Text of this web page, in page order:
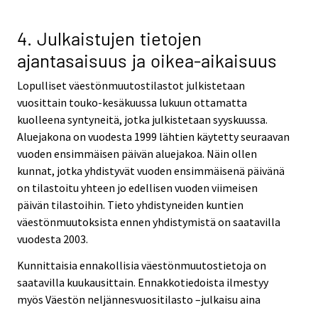
4. Julkaistujen tietojen
ajantasaisuus ja oikea-aikaisuus
Lopulliset väestönmuutostilastot julkistetaan
vuosittain touko-kesäkuussa lukuun ottamatta
kuolleena syntyneitä, jotka julkistetaan syyskuussa.
Aluejakona on vuodesta 1999 lähtien käytetty seuraavan
vuoden ensimmäisen päivän aluejakoa. Näin ollen
kunnat, jotka yhdistyvät vuoden ensimmäisenä päivänä
on tilastoitu yhteen jo edellisen vuoden viimeisen
päivän tilastoihin. Tieto yhdistyneiden kuntien
väestönmuutoksista ennen yhdistymistä on saatavilla
vuodesta 2003.
Kunnittaisia ennakollisia väestönmuutostietoja on
saatavilla kuukausittain. Ennakkotiedoista ilmestyy
myös Väestön neljännesvuositilasto –julkaisu aina